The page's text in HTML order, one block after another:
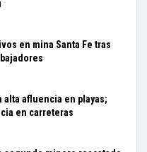
en mina Santa Fe tras
alta afluencia en playas;
en carreteras